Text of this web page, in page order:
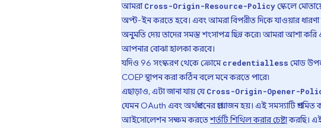
আমরাCross-Origin-Resource-Policyস্কেলে
অপ্ট-ইন করতে হবে। এবং আমরা বিপরীত দিকে যাওয়ার ধারণা
অনুমতি দেয় তাদের সমস্ত শংসাপত্র ছিন্ন করে৷ আমরা আশা করি
আপনার বোঝা হালকা করবে।
যদিও 96 সংস্করণ থেকে ক্রোমেcredentialless মোড
COEP স্থাপন করা কঠিন বলে মনে করতে পারে৷
এছাড়াও, এটা জানা যায় যেCross-Origin-Opener-
যেমন OAuth এবং অর্থপ্রদানের প্রয়োজন হয়। এই সমস্যাটি
আইসোলেশন সক্ষম করতেশর্তটি শিথিল করার চেষ্টাকরছি।